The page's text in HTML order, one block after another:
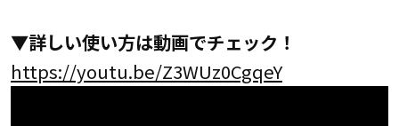
▼詳しい使い方は動画でチェック！
https://youtu.be/Z3WUz0CgqeY